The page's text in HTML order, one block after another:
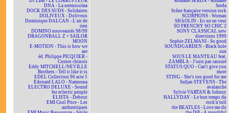
DNA - La serenissima
DOCK DES SUDS - Solidaires
DOLIVEUX - Doliveux
Dominique DALCAN - L'air de
rien
DOMINO nouveautés 98/99
DRAGONBALL Z + SAILOR
MOON
E-MOTION - This is how we
are
éd. Philippe PICQUIER -
Contes chinois
Eddy MITCHELL/NEVILLE
Brothers - Tell it like it is
EDEL Collection 96 acte 1
Edouard LALO - Namouna
ELECTRO DELUXE - Sound
for eclectic people
ELISTA - Debout
EMI Cool Price - Les
authentiques
Serda
Scène française version rock
SCORPIONS - Woman
SHAOLIN - Ici on en veut
SO FRENCHY SO CHIC 2
SONY CLASSICAL new
directions 1999
Sophie ZELMANI - So good
SOUNDGARDEN - Black hole
sun
SOUS LE MANTEAU feat.
ZAMBLA - J'suis pas rassuré
STATUS QUO - Can't give you
more
STING - She's too good for me
Sufjan STEVENS - The
avalanche
Sylvie VARTAN & Johnny
HALLYDAY - Le bon temps du
rock'n'roll
the BEATLES - Love me do